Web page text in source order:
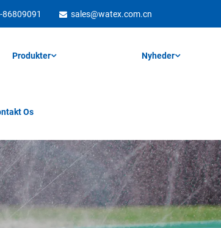
sales@watex.com.cn
Produkter Nyheder
Os